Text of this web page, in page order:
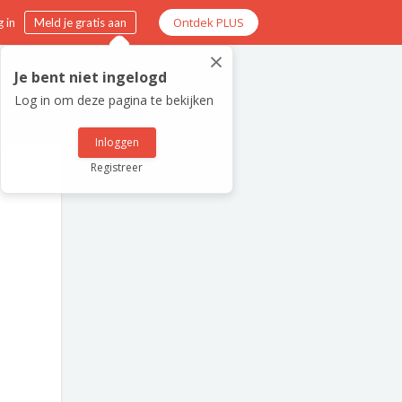
in Meld je gratis aan Ontdek PLUS
×
Je bent niet ingelogd
Log in om deze pagina te bekijken
Inloggen
Registreer